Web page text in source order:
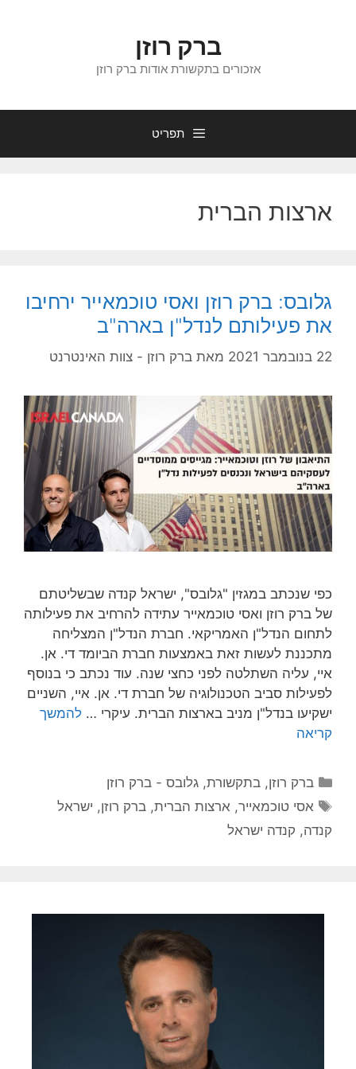
ברק רוזן
אזכורים בתקשורת אודות ברק רוזן
תפריט
ארצות הברית
גלובס: ברק רוזן ואסי טוכמאייר ירחיבו
את פעילותם לנדל"ן בארה"ב
22 בנובמבר 2021 מאת ברק רוזן - צוות האינטרנט
כפי שנכתב במגזין "גלובס", ישראל קנדה שבשליטתם
של ברק רוזן ואסי טוכמאייר עתידה להרחיב את פעילותה
לתחום הנדל"ן האמריקאי. חברת הנדל"ן המצליחה
מתכננת לעשות זאת באמצעות חברת הביומד די. אן.
איי, עליה השתלטה לפני כחצי שנה. עוד נכתב כי בנוסף
לפעילות סביב הטכנולוגיה של חברת די. אן. איי, השניים
ישקיעו בנדל"ן מניב בארצות הברית. עיקרי … להמשך
קריאה
קטגוריות
ברק רוזן,בתקשורת,גלובס - ברק רוזן
תגיות
אסי טוכמאייר, ארצות הברית,ברק רוזן, ישראל
קנדה, קנדה ישראל